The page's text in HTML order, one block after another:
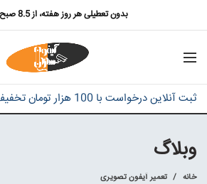
بدون تعطیلی هر روز هفته، از 8.5 صبح تا 9 شب
ثبت آنلاین درخواست با 100 هزار تومان تخفیف
وبلاگ
خانه تعمیر آیفون تصویری